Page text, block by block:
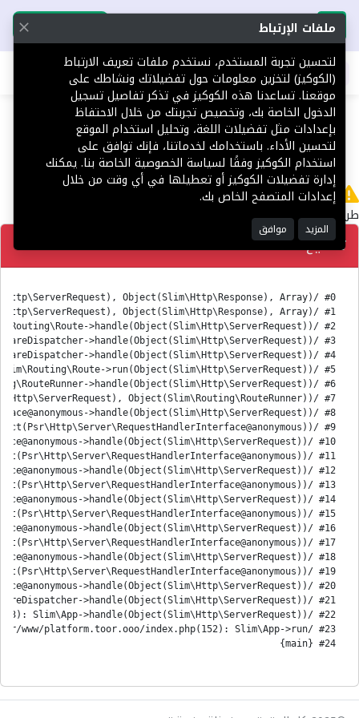
تحميل التطبيق تحميل التطبيق
اطلب عقارك
404 لا يوجد
طريق 'ar/Platform' غير معثور عليه.
تصحيح
#24 {main}
ملفات الإرتباط
لتحسين تجربة المستخدم، نستخدم ملفات تعريف الارتباط
(الكوكيز) لتخزين معلومات حول تفضيلاتك ونشاطك على
موقعنا. تساعدنا هذه الكوكيز في تذكر تفاصيل تسجيل
الدخول الخاصة بك، وتخصيص تجربتك من خلال الاحتفاظ
بإعدادات مثل تفضيلات اللغة، وتحليل استخدام الموقع
لتحسين الأداء. باستخدامك لخدماتنا، فإنك توافق على
استخدام الكوكيز وفقًا لسياسة الخصوصية الخاصة بنا. يمكنك
إدارة تفضيلات الكوكيز أو تعطيلها في أي وقت من خلال
إعدادات المتصفح الخاص بك.
المزيد موافق